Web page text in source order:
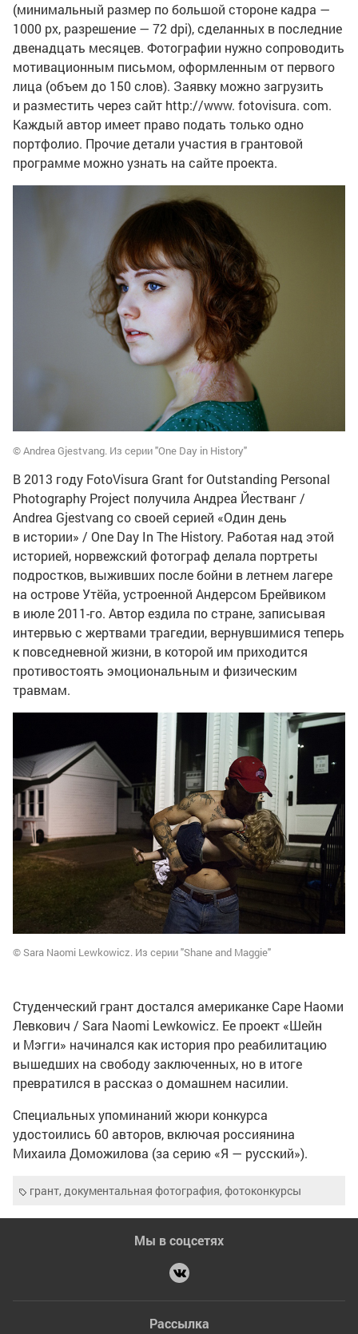
(минимальный размер по большой стороне кадра —
1000 px, разрешение — 72 dpi), сделанных в последние
двенадцать месяцев. Фотографии нужно сопроводить
мотивационным письмом, оформленным от первого
лица (объем до 150 слов). Заявку можно загрузить
и разместить через сайт http://www. fotovisura. com.
Каждый автор имеет право подать только одно
портфолио. Прочие детали участия в грантовой
программе можно узнать на сайте проекта.
© Andrea Gjestvang. Из серии "One Day in History"
В 2013 году FotoVisura Grant for Outstanding Personal
Photography Project получила Андреа Йестванг /
Andrea Gjestvang со своей серией «Один день
в истории» / One Day In The History. Работая над этой
историей, норвежский фотограф делала портреты
подростков, выживших после бойни в летнем лагере
на острове Утёйа, устроенной Андерсом Брейвиком
в июле 2011-го. Автор ездила по стране, записывая
интервью с жертвами трагедии, вернувшимися теперь
к повседневной жизни, в которой им приходится
противостоять эмоциональным и физическим
травмам.
© Sara Naomi Lewkowicz. Из серии "Shane and Maggie"
Студенческий грант достался американке Саре Наоми
Левкович / Sara Naomi Lewkowicz. Ее проект «Шейн
и Мэгги» начинался как история про реабилитацию
вышедших на свободу заключенных, но в итоге
превратился в рассказ о домашнем насилии.
Специальных упоминаний жюри конкурса
удостоились 60 авторов, включая россиянина
Михаила Доможилова (за серию «Я — русский»).
грант, документальная фотография, фотоконкурсы
Мы в соцсетях
Рассылка